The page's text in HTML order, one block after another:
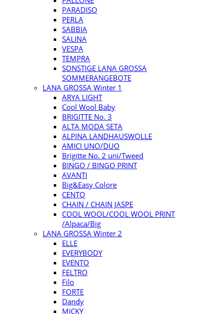
PARADISO
PERLA
SABBIA
SALINA
VESPA
TEMPRA
SONSTIGE LANA GROSSA
SOMMERANGEBOTE
LANA GROSSA Winter 1
ARYA LIGHT
Cool Wool Baby
BRIGITTE No. 3
ALTA MODA SETA
ALPINA LANDHAUSWOLLE
AMICI UNO/DUO
Brigitte No. 2 uni/Tweed
BINGO / BINGO PRINT
AVANTI
Big&Easy Colore
CENTO
CHAIN / CHAIN JASPE
COOL WOOL/COOL WOOL PRINT
/Alpaca/Big
LANA GROSSA Winter 2
ELLE
EVERYBODY
EVENTO
FELTRO
Filo
FORTE
Dandy
MICKY